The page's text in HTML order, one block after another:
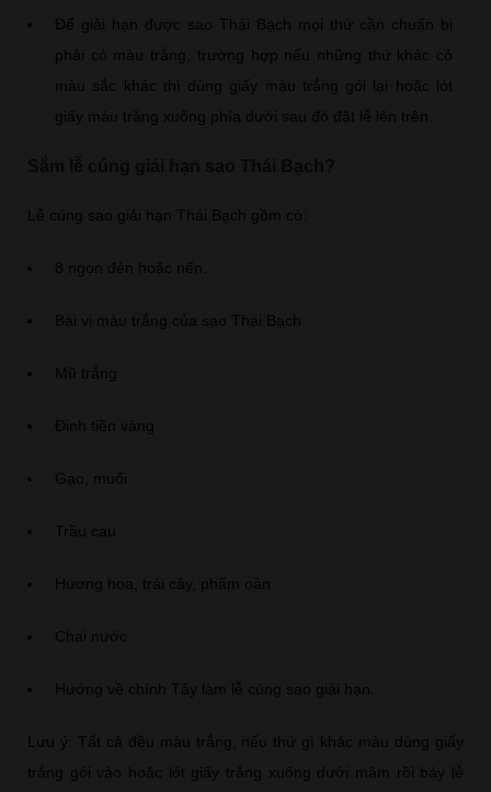
Để giải hạn được sao Thái Bạch mọi thứ cần chuẩn bị
phải có màu trắng, trường hợp nếu những thứ khác có
màu sắc khác thì dùng giấy màu trắng gói lại hoặc lót
giấy màu trắng xuống phía dưới sau đó đặt lễ lên trên.
Lễ cúng sao giải hạn Thái Bạch gồm có:
8 ngọn đèn hoặc nến.
Bài vị màu trắng của sao Thái Bạch
Mũ trắng
Đinh tiền vàng
Gạo, muối
Trầu cau
Hương hoa, trái cây, phẩm oản
Chai nước
Hướng về chính Tây làm lễ cúng sao giải hạn.
Lưu ý: Tất cả đều màu trắng, nếu thứ gì khác màu dùng giấy
trắng gói vào hoặc lót giấy trắng xuống dưới mâm rồi bày lễ